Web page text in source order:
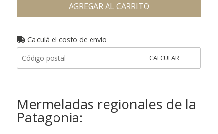
AGREGAR AL CARRITO
Calculá el costo de envío
CALCULAR
Mermeladas regionales de la
Patagonia: